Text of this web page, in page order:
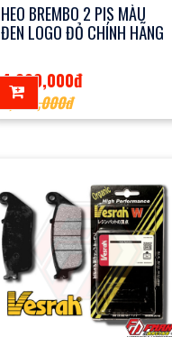
HEO BREMBO 2 PIS MÀU
ĐEN LOGO ĐỎ CHÍNH HÃNG
4,000,000đ
4,300,000đ